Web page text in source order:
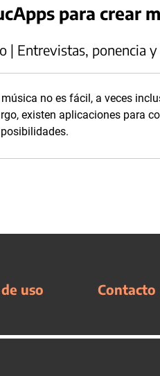
para crear
| Entrevistas, ponencia
música no es fácil, a veces
existen aplicaciones para
uso Contacto